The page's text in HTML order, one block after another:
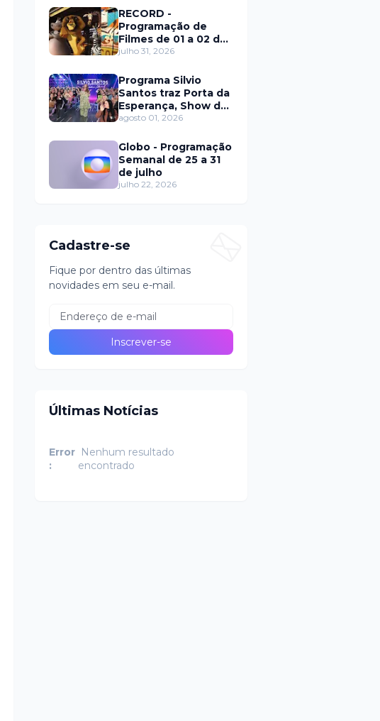
trás de fraude
internacional
RECORD -
Programação de
Filmes de 01 a 02 de
agosto
julho 31, 2026
Programa Silvio
Santos traz Porta da
Esperança, Show de
Calouros e Qual é a
domingo (2)
agosto 01, 2026
Globo - Programação
Semanal de 25 a 31
de julho
julho 22, 2026
Cadastre-se
Fique por dentro das últimas
novidades em seu e-mail.
Últimas Notícias
Error
:
Nenhum resultado
encontrado